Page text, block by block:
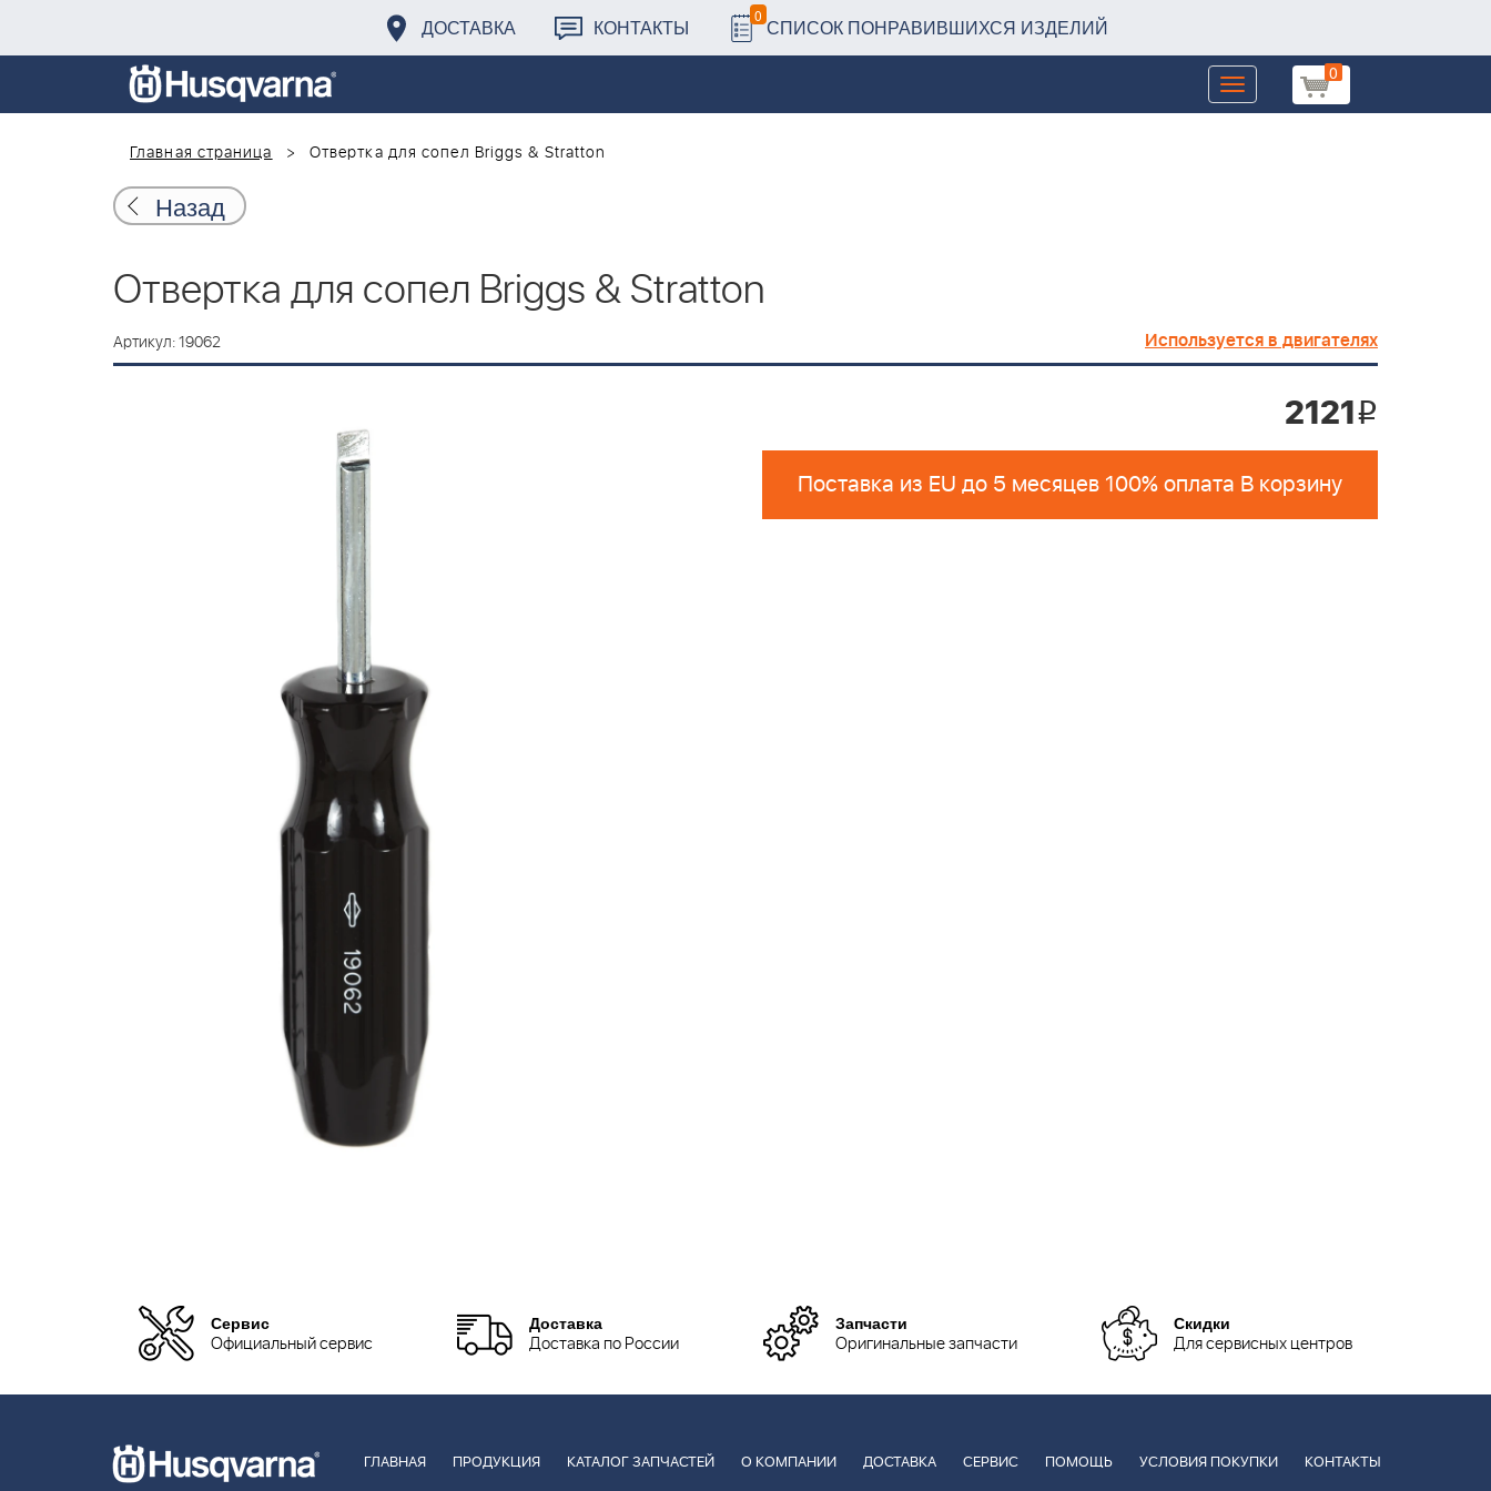
ДОСТАВКА КОНТАКТЫ 0 СПИСОК ПОНРАВИВШИХСЯ ИЗДЕЛИЙ
0
Toggle
navigation
Главная страница
Отвертка для сопел Briggs & Stratton
Назад
Отвертка для сопел Briggs & Stratton
Артикул: 19062 Используется в двигателях
2121i
Поставка из EU до 5 месяцев 100% оплата В корзину
Сервис
Официальный сервис
Доставка
Доставка по России
Запчасти
Оригинальные запчасти
Скидки
Для сервисных центров
ГЛАВНАЯ ПРОДУКЦИЯ КАТАЛОГ ЗАПЧАСТЕЙ О КОМПАНИИ ДОСТАВКА СЕРВИС ПОМОЩЬ УСЛОВИЯ ПОКУПКИ КОНТАКТЫ